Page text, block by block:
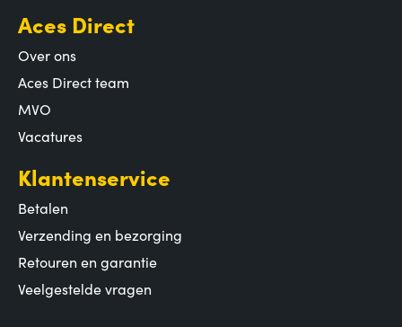
Aces Direct
Over ons
Aces Direct team
MVO
Vacatures
Klantenservice
Betalen
Verzending en bezorging
Retouren en garantie
Veelgestelde vragen